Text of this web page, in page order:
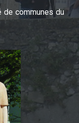
de communes du